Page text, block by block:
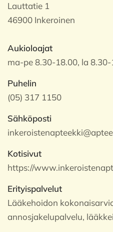
Lauttatie 1
46900 Inkeroinen
Aukioloajat
ma-pe 8.30-18.00, la
Puhelin
(05) 317 1150
Sähköposti
Kotisivut
https://
Erityispalvelut
Lääkehoidon
annosjakelupalvelu,